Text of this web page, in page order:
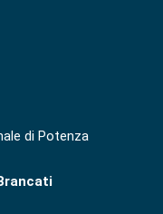
di Potenza